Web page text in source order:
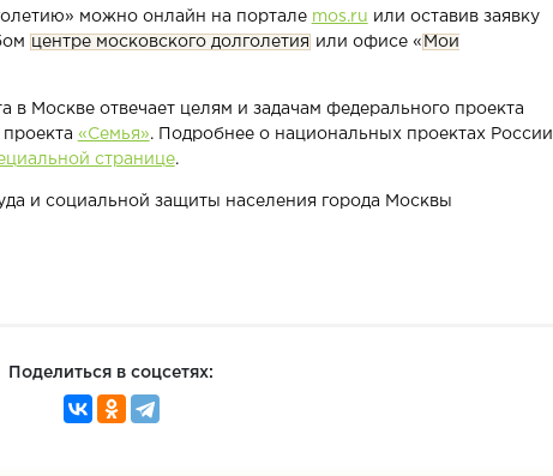
можно онлайн на портале mos.ru или оставив заявку
центре московского долголетия или офисе « Мои
в Москве отвечает целям и задачам федерального проекта
«Семья». Подробнее о национальных проектах России
странице.
и социальной защиты населения города Москвы
Поделиться в соцсетях: